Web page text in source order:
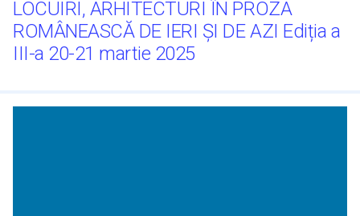
LOCUIRI, ARHITECTURI ÎN PROZA
ROMÂNEASCĂ DE IERI ŞI DE AZI Ediția a
III-a 20-21 martie 2025